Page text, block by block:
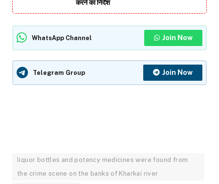
करने का निर्देश
WhatsApp Channel Join Now
Telegram Group Join Now
liquor bottles and potency medicines were found from
the crime scene on the banks of Kharkai river